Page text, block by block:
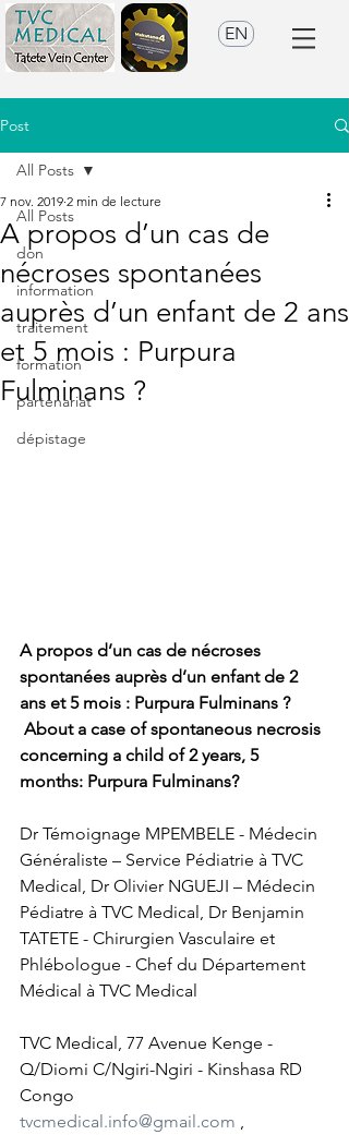
EN
Post
All Posts
don
information
traitement
formation
partenariat
dépistage
All Posts
A propos d’un cas de
nécroses spontanées
auprès d’un enfant de 2 ans
et 5 mois : Purpura
Fulminans ?
7 nov. 2019 2 min de lecture
A propos d’un cas de nécroses
spontanées auprès d’un enfant de 2
ans et 5 mois : Purpura Fulminans ?
concerning a child of 2 years, 5
months: Purpura Fulminans?
Dr Témoignage MPEMBELE - Médecin
Généraliste – Service Pédiatrie à TVC
Medical, Dr Olivier NGUEJI – Médecin
Pédiatre à TVC Medical, Dr Benjamin
TATETE - Chirurgien Vasculaire et
Phlébologue - Chef du Département
Médical à TVC Medical
TVC Medical, 77 Avenue Kenge -
Q/Diomi C/Ngiri-Ngiri - Kinshasa RD
Congo
tvcmedical.info@gmail.com